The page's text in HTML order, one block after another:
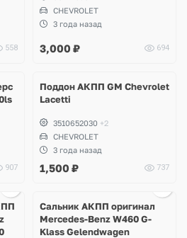
558
CHEVROLET
3 года назад
3,000 ₽ 694
907
Поддон АКПП GM Chevrolet
Lacetti
3510652030 +2
CHEVROLET
3 года назад
1,500 ₽ 737
Сальник АКПП оригинал
Mercedes-Benz W460 G-
Klass Gelendwagen